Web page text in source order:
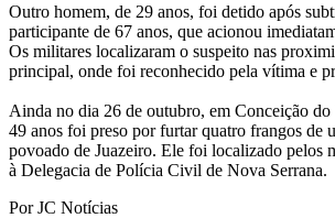
Outro homem, de 29 anos, foi detido após
participante de 67 anos, que acionou
Os militares localizaram o suspeito nas
principal, onde foi reconhecido pela vítima e
Ainda no dia 26 de outubro, em Conceição do
49 anos foi preso por furtar quatro frangos de
povoado de Juazeiro. Ele foi localizado pelos
à Delegacia de Polícia Civil de Nova Serrana.
Por JC Notícias